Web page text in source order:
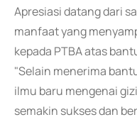
Apresiasi datang dari
manfaat yang
kepada PTBA atas
"Selain menerima
ilmu baru mengenai
semakin sukses dan